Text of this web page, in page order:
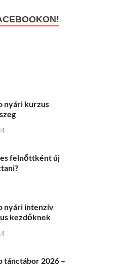
nyári kurzus
felnőttként új
nyári intenzív
kezdőknek
tánctábor 2026 –